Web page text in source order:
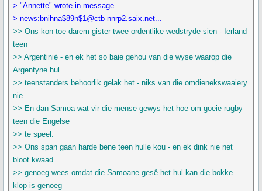
> "Annette" wrote in message
> news:bnihna$89n$1@ctb-nnrp2.saix.net...
>> Ons kon toe darem gister twee ordentlike wedstryde sien - Ierland
teen
>> Argentinié - en ek het so baie gehou van die wyse waarop die
Argentyne hul
>> teenstanders behoorlik gelak het - niks van die omdienekswaaiery
nie.
>> En dan Samoa wat vir die mense gewys het hoe om goeie rugby
teen die Engelse
>> te speel.
>> Ons span gaan harde bene teen hulle kou - en ek dink nie net
bloot kwaad
>> genoeg wees omdat die Samoane gesê het hul kan die bokke
klop is genoeg